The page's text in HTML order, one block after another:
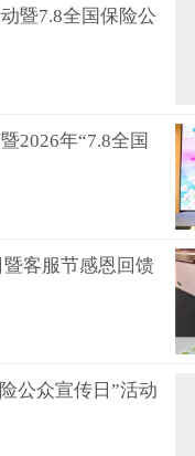
暨7.8全国保险公
2026年“7.8全国
客服节感恩回馈
公众宣传日”活动